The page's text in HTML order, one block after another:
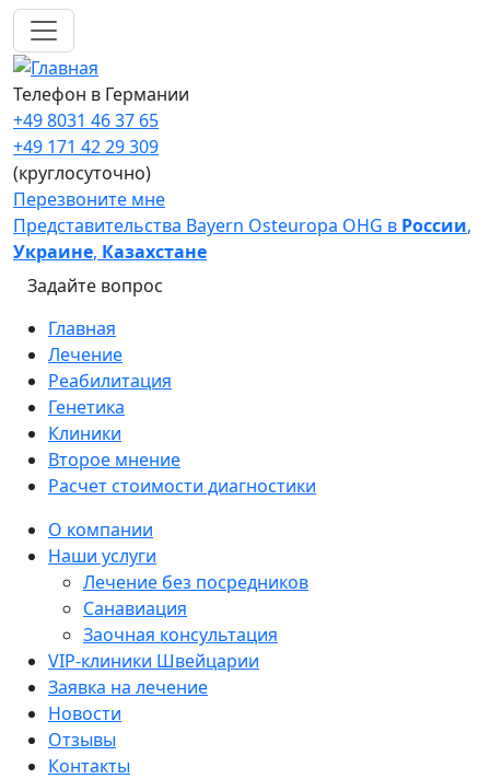
Перейти к основному содержанию
Телефон в Германии
+49 8031 46 37 65
+49 171 42 29 309
(круглосуточно)
Перезвоните мне
Представительства Bayern Osteuropa OHG в России,
Украине, Казахстане
Задайте вопрос
Main navigation
Главная
Лечение
Реабилитация
Генетика
Клиники
Второе мнение
Расчет стоимости диагностики
Sidebar
О компании
Наши услуги
Лечение без посредников
Санавиация
Заочная консультация
VIP-клиники Швейцарии
Заявка на лечение
Новости
Отзывы
Контакты